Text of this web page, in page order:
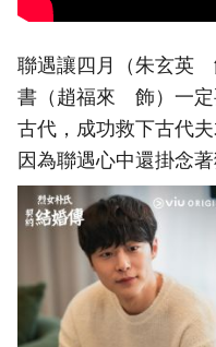
聯遇讓四月（朱玄英
書（趙福來 飾）一定
古代，成功救下古代
因為聯遇心中還掛念